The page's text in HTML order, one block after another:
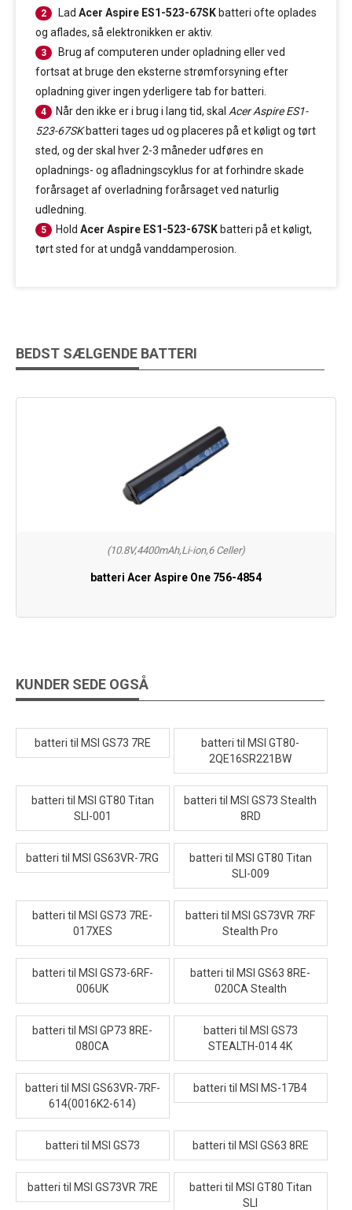
2 Lad Acer Aspire ES1-523-67SK batteri ofte oplades
og aflades, så elektronikken er aktiv.
3
Brug af computeren under opladning eller ved
fortsat at bruge den eksterne strømforsyning efter
opladning giver ingen yderligere tab for batteri.
4 Når den ikke er i brug i lang tid, skal Acer Aspire ES1-
523-67SKbatteri tages ud og placeres på et køligt og tørt
sted, og der skal hver 2-3 måneder udføres en
opladnings- og afladningscyklus for at forhindre skade
forårsaget af overladning forårsaget ved naturlig
udledning.
5 Hold Acer Aspire ES1-523-67SK batteri på et køligt,
tørt sted for at undgå vanddamperosion.
BEDST SÆLGENDE BATTERI
(10.8V,4400mAh,Li-ion,6 Celler)
batteri Acer Aspire One 756-4854
KUNDER SEDE OGSÅ
batteri til MSI GS73 7RE
batteri til MSI GT80-
2QE16SR221BW
batteri til MSI GT80 Titan
SLI-001
batteri til MSI GS73 Stealth
8RD
batteri til MSI GS63VR-7RG
batteri til MSI GT80 Titan
SLI-009
batteri til MSI GS73 7RE-
017XES
batteri til MSI GS73VR 7RF
Stealth Pro
batteri til MSI GS73-6RF-
006UK
batteri til MSI GS63 8RE-
020CA Stealth
batteri til MSI GP73 8RE-
080CA
batteri til MSI GS73
STEALTH-014 4K
batteri til MSI GS63VR-7RF-
614(0016K2-614)
batteri til MSI MS-17B4
batteri til MSI GS73 batteri til MSI GS63 8RE
batteri til MSI GS73VR 7RE
batteri til MSI GT80 Titan
SLI